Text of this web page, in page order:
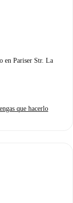
en Pariser Str. La
que hacerlo